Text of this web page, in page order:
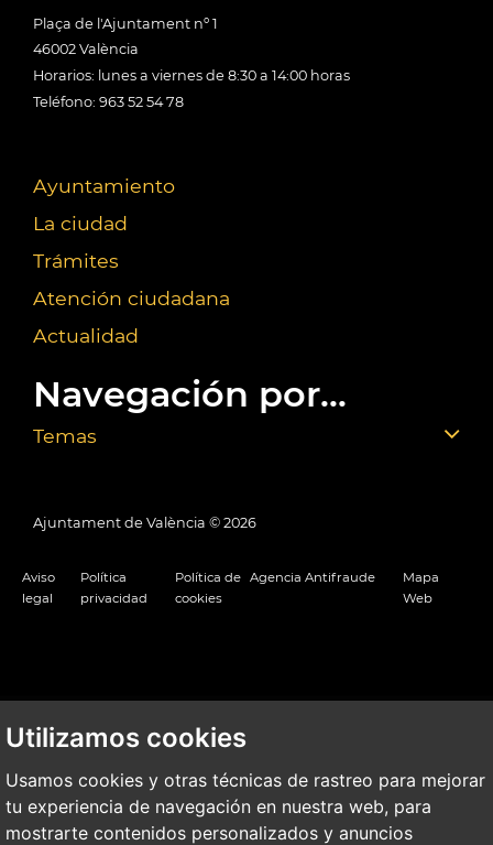
Utilizamos cookies
Usamos cookies y otras técnicas de rastreo para mejorar
tu experiencia de navegación en nuestra web, para
mostrarte contenidos personalizados y anuncios
Plaça de l'Ajuntament nº 1
46002 València
Horarios: lunes a viernes de 8:30 a 14:00 horas
Teléfono: 963 52 54 78
Ayuntamiento
La ciudad
Trámites
Atención ciudadana
Actualidad
Navegación por...
Temas
Ajuntament de València © 2026
Aviso
legal
Política
privacidad
Política de
cookies
Agencia Antifraude
Mapa
Web